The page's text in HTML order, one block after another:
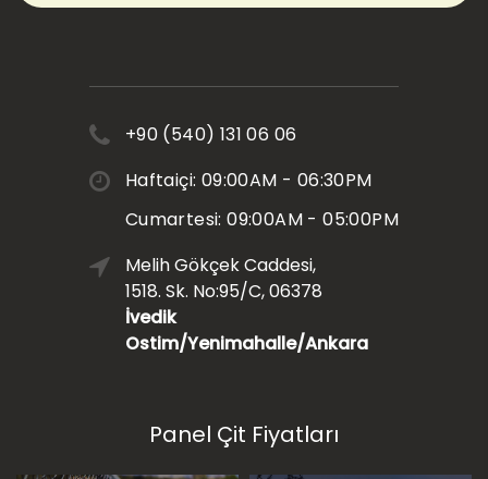
+90 (540) 131 06 06
Haftaiçi: 09:00AM - 06:30PM
Cumartesi: 09:00AM - 05:00PM
Melih Gökçek Caddesi,
1518. Sk. No:95/C, 06378
İvedik
Ostim/Yenimahalle/Ankara
Panel Çit Fiyatları